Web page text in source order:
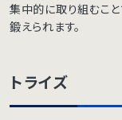
集中的に取り組むこと
鍛えられます。
トライズ